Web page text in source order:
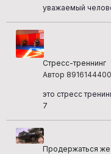
уважаемый
Стресс-треннинг
Автор
это стресс
7
Продержаться же